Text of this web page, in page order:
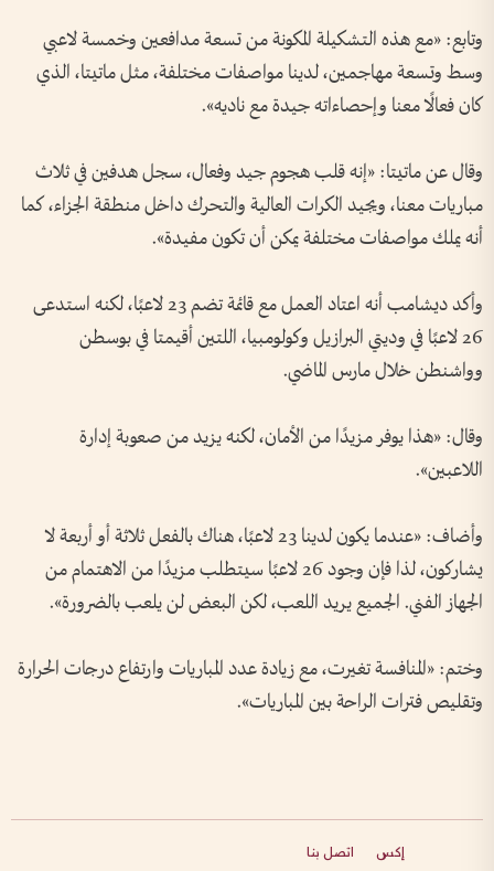
وتابع: «مع هذه التشكيلة المكونة من تسعة مدافعين وخمسة لاعبي
وسط وتسعة مهاجمين، لدينا مواصفات مختلفة، مثل ماتيتا، الذي
كان فعالًا معنا وإحصاءاته جيدة مع ناديه».
وقال عن ماتيتا: «إنه قلب هجوم جيد وفعال، سجل هدفين في ثلاث
مباريات معنا، ويجيد الكرات العالية والتحرك داخل منطقة الجزاء، كما
أنه يملك مواصفات مختلفة يمكن أن تكون مفيدة».
وأكد ديشامب أنه اعتاد العمل مع قائمة تضم 23 لاعبًا، لكنه استدعى
26 لاعبًا في وديتي البرازيل وكولومبيا، اللتين أقيمتا في بوسطن
وواشنطن خلال مارس الماضي.
وقال: «هذا يوفر مزيدًا من الأمان، لكنه يزيد من صعوبة إدارة
اللاعبين».
وأضاف: «عندما يكون لدينا 23 لاعبًا، هناك بالفعل ثلاثة أو أربعة لا
يشاركون، لذا فإن وجود 26 لاعبًا سيتطلب مزيدًا من الاهتمام من
الجهاز الفني. الجميع يريد اللعب، لكن البعض لن يلعب بالضرورة».
وختم: «المنافسة تغيرت، مع زيادة عدد المباريات وارتفاع درجات الحرارة
وتقليص فترات الراحة بين المباريات».
إكس اتصل بنا